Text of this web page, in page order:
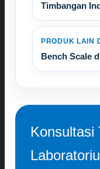
Timbangan
PRODUK LAIN
Bench Scale
Konsultasi